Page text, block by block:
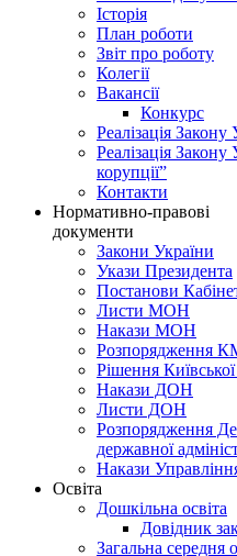
Історія
План роботи
Звіт про роботу
Колегії
Вакансії
Конкурс
Реалізація
Реалізація
корупції”
Контакти
Нормативно-правові
документи
Закони України
Укази Президента
Постанови
Листи МОН
Накази МОН
Розпорядження
Рішення Київської
Накази ДОН
Листи ДОН
Розпорядження
державної
Накази
Освіта
Дошкільна освіта
Довідник
Загальна середня